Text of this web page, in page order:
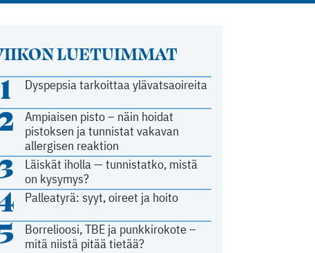
LUETUIMMAT
1 Dyspepsia tarkoittaa ylävatsaoireita
Ampiaisen pisto – näin hoidat
pistoksen ja tunnistat vakavan
allergisen reaktion
Läiskät iholla — tunnistatko, mistä
on kysymys?
Palleatyrä: syyt, oireet ja hoito
Borrelioosi, TBE ja punkkirokote –
mitä niistä pitää tietää?